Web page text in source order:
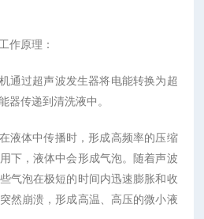
作原理：
过超声波发生器将电能转换为超
器传递到清洗液中。
体中传播时，形成高频率的压缩
下，液体中会形成气泡。随着声波
气泡在极短的时间内迅速膨胀和收
然崩溃，形成高温、高压的微小液